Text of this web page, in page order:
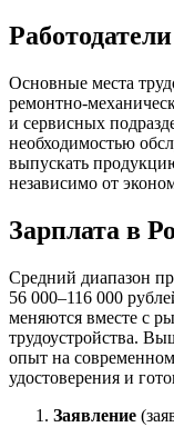
Основные места
ремонтно-
и сервисных
необходимостью
выпускать
независимо от
Зарплата в
Средний диапазон
56 000–116 000
меняются вместе с
трудоустройства.
опыт на
удостоверения и
Заявление